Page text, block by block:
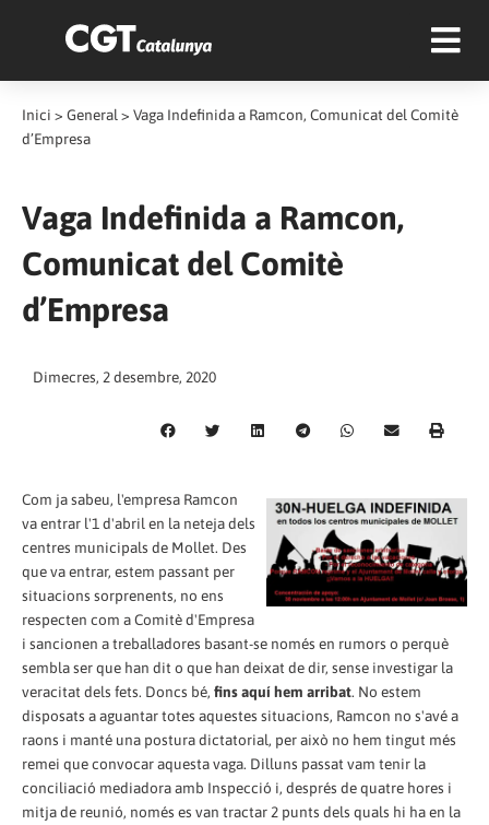
Inici > General > Vaga Indefinida a Ramcon, Comunicat del Comitè
d’Empresa
Vaga Indefinida a Ramcon,
Comunicat del Comitè
d’Empresa
Dimecres, 2 desembre, 2020
Com ja sabeu, l'empresa Ramcon
va entrar l'1 d'abril en la neteja dels
centres municipals de Mollet. Des
que va entrar, estem passant per
situacions sorprenents, no ens
respecten com a Comitè d'Empresa
i sancionen a treballadores basant-se només en rumors o perquè
sembla ser que han dit o que han deixat de dir, sense investigar la
veracitat dels fets. Doncs bé, fins aquí hem arribat. No estem
disposats a aguantar totes aquestes situacions, Ramcon no s'avé a
raons i manté una postura dictatorial, per això no hem tingut més
remei que convocar aquesta vaga. Dilluns passat vam tenir la
conciliació mediadora amb Inspecció i, després de quatre hores i
mitja de reunió, només es van tractar 2 punts dels quals hi ha en la